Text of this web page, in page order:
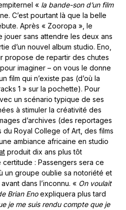
« la bande-son d’un film
C’est pourtant là que la belle
Après « Zooropa », le
sans attendre les deux ans
d’un nouvel album studio. Eno,
propose de repartir des chutes
imaginer – on vous le donne
film qui n’existe pas (d’où la
1 » sur la pochette). Pour
un scénario typique de ses
à stimuler la créativité des
d’archives (des reportages
du Royal College of Art, des films
ambiance africaine en studio
produit dix ans plus tôt
: Passengers sera ce
un groupe oublie sa notoriété et
dans l’inconnu. « On voulait
Brian Enoexpliquera plus tard
je me suis rendu compte que je